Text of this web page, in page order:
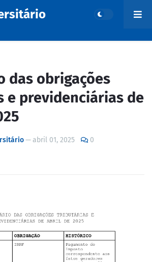
das obrigações
previdenciárias de
—abril 01, 2025 0